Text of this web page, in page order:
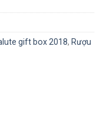
gift box 2018, Rượu